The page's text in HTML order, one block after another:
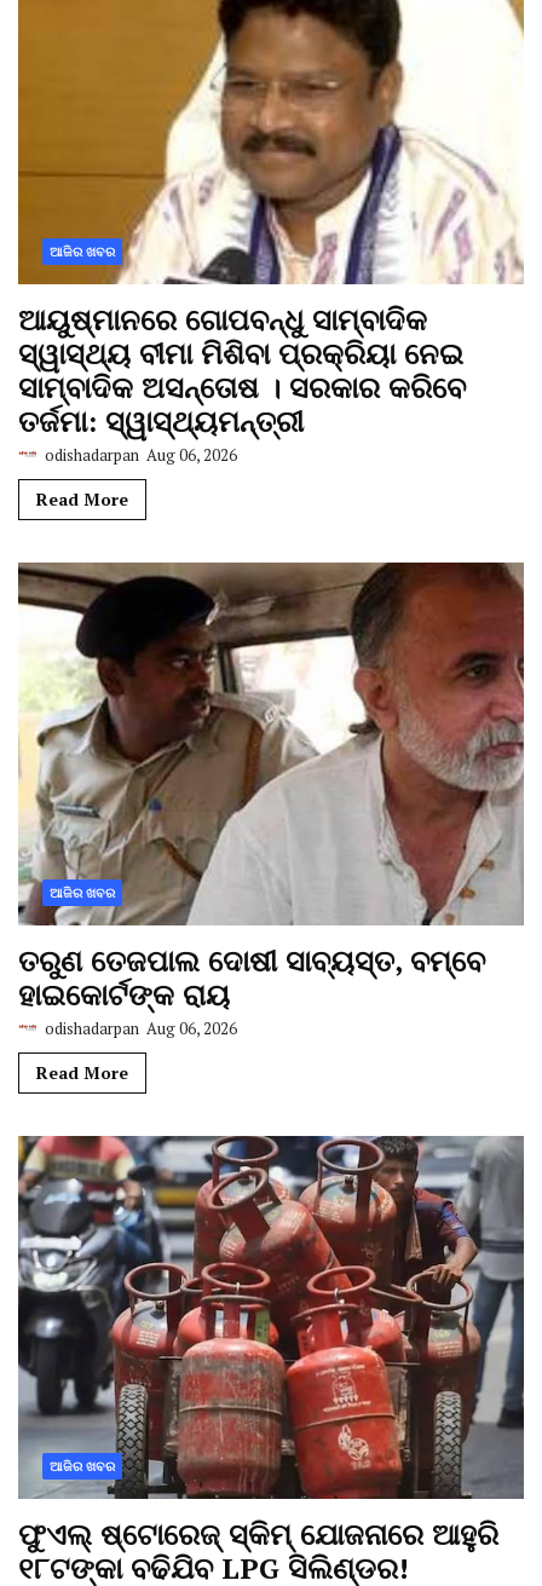
ଆଜିର ଖବର
ଆୟୁଷ୍ମାନରେ ଗୋପବନ୍ଧୁ ସାମ୍ବାଦିକ
ସ୍ୱାସ୍ଥ୍ୟ ବୀମା ମିଶିବା ପ୍ରକ୍ରିୟା ନେଇ
ସାମ୍ବାଦିକ ଅସନ୍ତୋଷ । ସରକାର କରିବେ
ତର୍ଜମା: ସ୍ୱାସ୍ଥ୍ୟମନ୍ତ୍ରୀ
odishadarpan Aug 06, 2026
Read More
ଆଜିର ଖବର
ତରୁଣ ତେଜପାଲ ଦୋଷୀ ସାବ୍ୟସ୍ତ, ବମ୍ବେ
ହାଇକୋର୍ଟଙ୍କ ରାୟ
odishadarpan Aug 06, 2026
Read More
ଆଜିର ଖବର
ଫୁଏଲ୍ ଷ୍ଟୋରେଜ୍ ସ୍କିମ୍ ଯୋଜନାରେ ଆହୁରି
୧୮ଟଙ୍କା ବଢିଯିବ LPG ସିଲିଣ୍ଡର!